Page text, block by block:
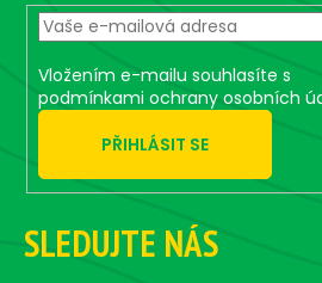
Vložením e-mailu souhlasíte s
podmínkami ochrany osobních
PŘIHLÁSIT SE
SLEDUJTE NÁS